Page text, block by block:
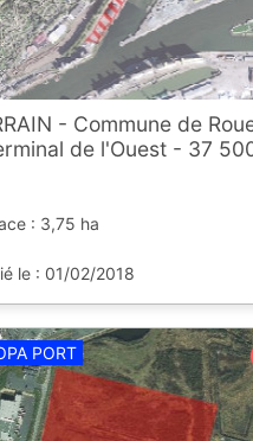
- Commune de
de l'Ouest - 37
: 3,75 ha
le : 01/02/2018
PORT